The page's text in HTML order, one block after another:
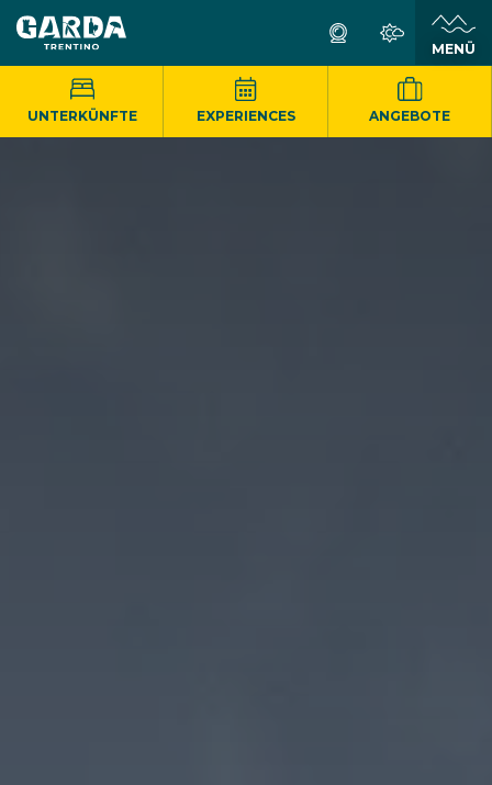
MENÜ
UNTERKÜNFTE EXPERIENCES ANGEBOTE